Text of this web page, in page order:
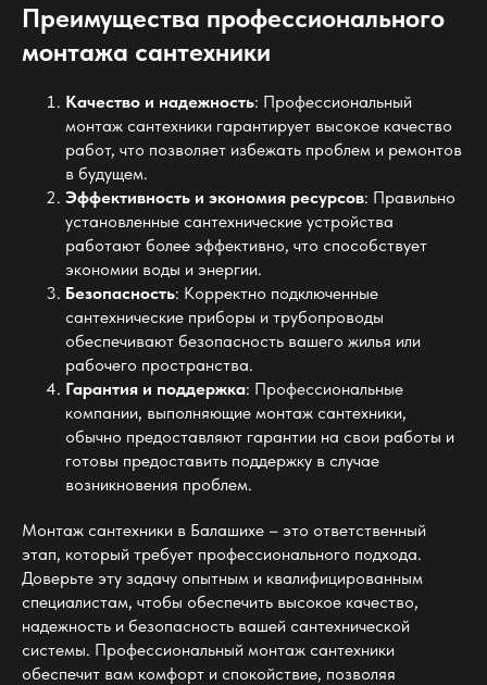
Преимущества профессионального
монтажа сантехники
Качество и надежность: Профессиональный
монтаж сантехники гарантирует высокое качество
работ, что позволяет избежать проблем и ремонтов
в будущем.
Эффективность и экономия ресурсов: Правильно
установленные сантехнические устройства
работают более эффективно, что способствует
экономии воды и энергии.
Безопасность: Корректно подключенные
сантехнические приборы и трубопроводы
обеспечивают безопасность вашего жилья или
рабочего пространства.
Гарантия и поддержка: Профессиональные
компании, выполняющие монтаж сантехники,
обычно предоставляют гарантии на свои работы и
готовы предоставить поддержку в случае
возникновения проблем.
Монтаж сантехники в Балашихе – это ответственный
этап, который требует профессионального подхода.
Доверьте эту задачу опытным и квалифицированным
специалистам, чтобы обеспечить высокое качество,
надежность и безопасность вашей сантехнической
системы. Профессиональный монтаж сантехники
обеспечит вам комфорт и спокойствие, позволяя